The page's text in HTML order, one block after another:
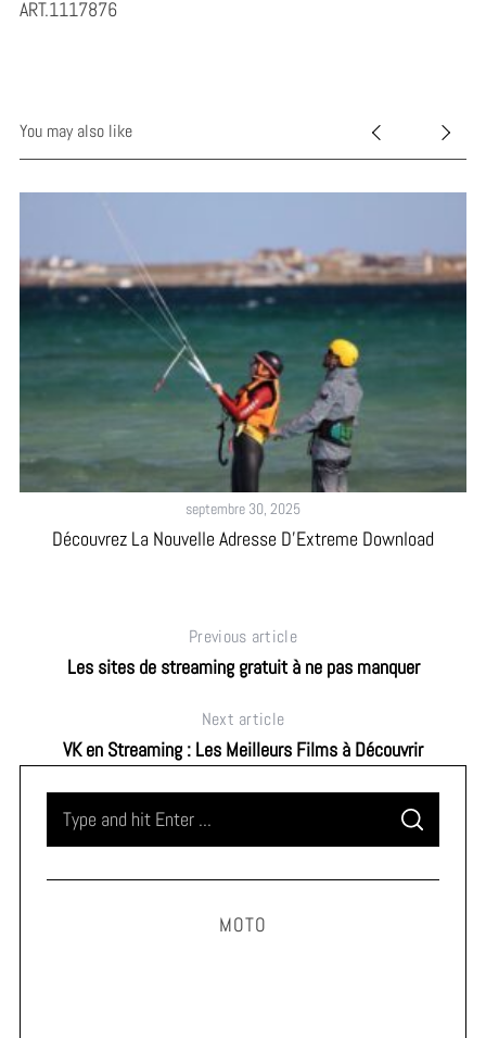
ART.1117876
You may also like
septembre 30, 2025
Découvrez La Nouvelle Adresse D’Extreme Download
Previous article
Les sites de streaming gratuit à ne pas manquer
Next article
VK en Streaming : Les Meilleurs Films à Découvrir
S
A
C
MOTO